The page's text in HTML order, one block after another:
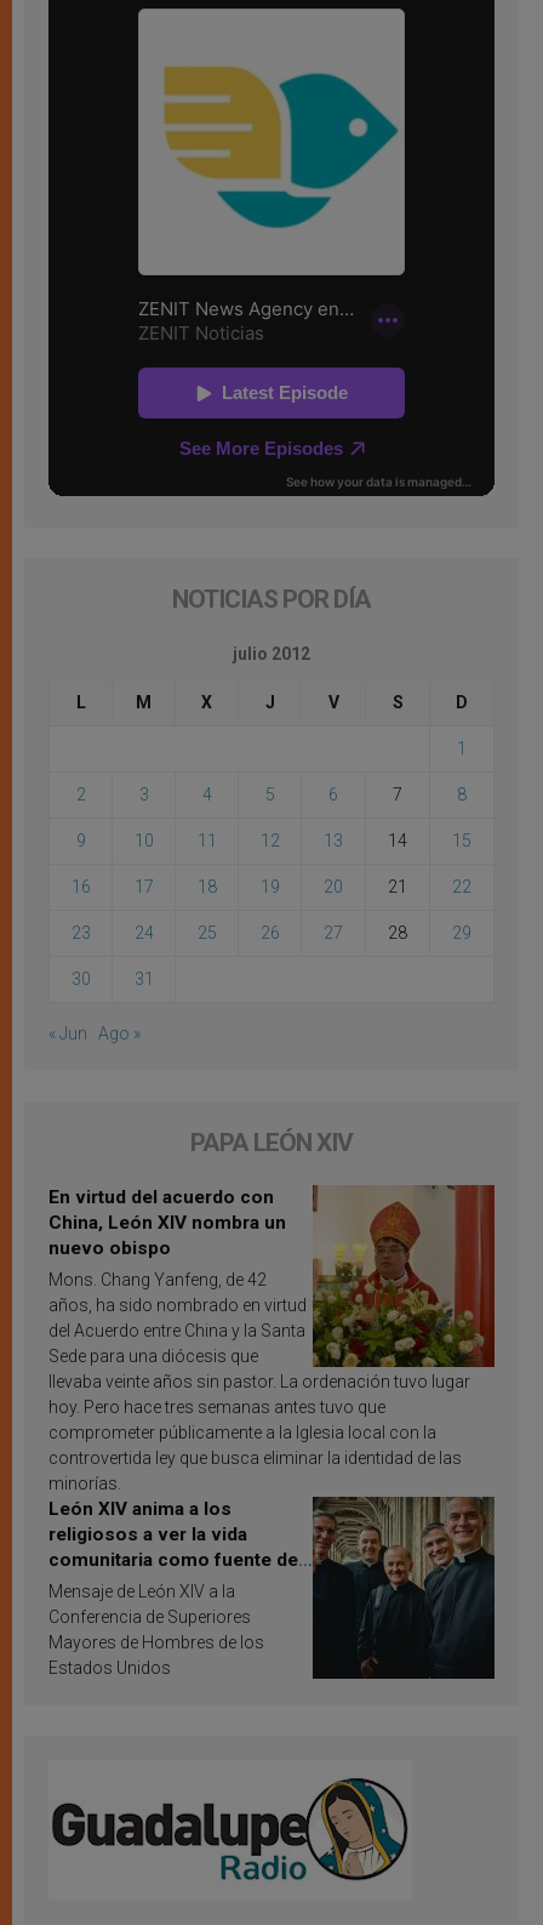
NOTICIAS POR DÍA
julio 2012
L M X J V S D
1
2 3 4 5 6 7 8
9 10 11 12 13 14 15
16 17 18 19 20 21 22
23 24 25 26 27 28 29
30 31
« Jun Ago »
PAPA LEÓN XIV
En virtud del acuerdo con
China, León XIV nombra un
nuevo obispo
Mons. Chang Yanfeng, de 42
años, ha sido nombrado en virtud
del Acuerdo entre China y la Santa
Sede para una diócesis que
llevaba veinte años sin pastor. La ordenación tuvo lugar
hoy. Pero hace tres semanas antes tuvo que
comprometer públicamente a la Iglesia local con la
controvertida ley que busca eliminar la identidad de las
minorías.
León XIV anima a los
religiosos a ver la vida
comunitaria como fuente de
inspiración y santificación
Mensaje de León XIV a la
Conferencia de Superiores
Mayores de Hombres de los
Estados Unidos